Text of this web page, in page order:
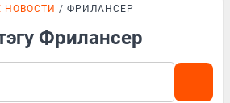
НОВОСТИ ФРИЛАНСЕР
Фрилансер